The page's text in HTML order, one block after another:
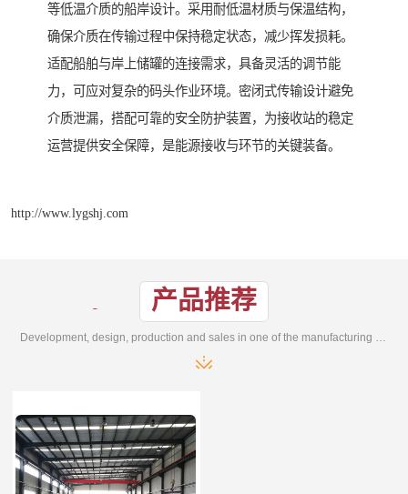
等低温介质的船岸设计。采用耐低温材质与保温结构，
确保介质在传输过程中保持稳定状态，减少挥发损耗。
适配船舶与岸上储罐的连接需求，具备灵活的调节能
力，可应对复杂的码头作业环境。密闭式传输设计避免
介质泄漏，搭配可靠的安全防护装置，为接收站的稳定
运营提供安全保障，是能源接收与环节的关键装备。
http://www.lygshj.com
产品推荐
Development, design, production and sales in one of the manufacturing enterprises